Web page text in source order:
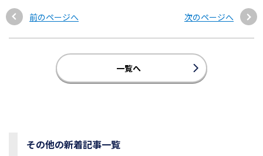
前のページへ 次のページへ
一覧へ
その他の新着記事一覧